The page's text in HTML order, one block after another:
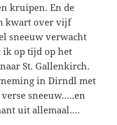
kruipen. En de
kwart over vijf
sneeuw verwacht
op tijd op het
St. Gallenkirch.
in Dirndl met
sneeuw…..en
uit allemaal….